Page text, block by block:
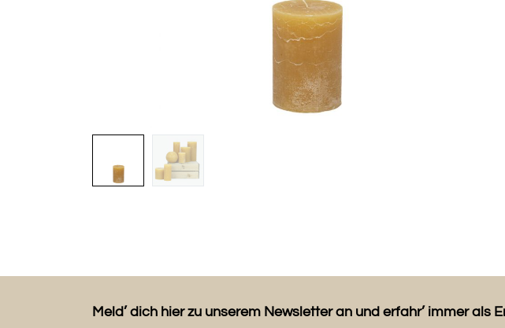
Meld’ dich hier zu unserem Newsletter an und erfahr’ immer als